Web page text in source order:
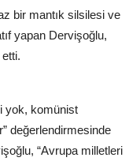
bir mantık silsilesi ve
yapan Dervişoğlu,
yok, komünist
değerlendirmesinde
“Avrupa milletleri